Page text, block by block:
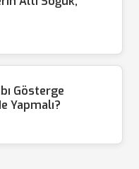
Gösterge
Yapmalı?